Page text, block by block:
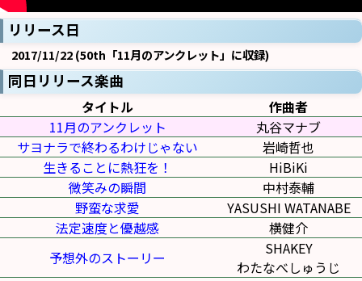
リリース日
2017/11/22 (50th「11月のアンクレット」に収録)
同日リリース楽曲
タイトル
作曲者
11月のアンクレット
丸谷マナブ
サヨナラで終わるわけじゃない
岩崎哲也
生きることに熱狂を！
HiBiKi
微笑みの瞬間
中村泰輔
野蛮な求愛
YASUSHI WATANABE
法定速度と優越感
横健介
予想外のストーリー
SHAKEY
わたなべしゅうじ